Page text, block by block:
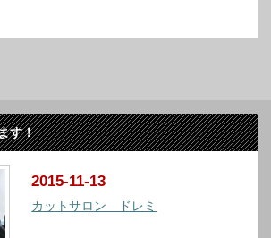
す！
2015-11-13
カットサロン ドレミ